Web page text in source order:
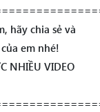
hãy chia sẻ và
em nhé!
NHIỀU VIDEO